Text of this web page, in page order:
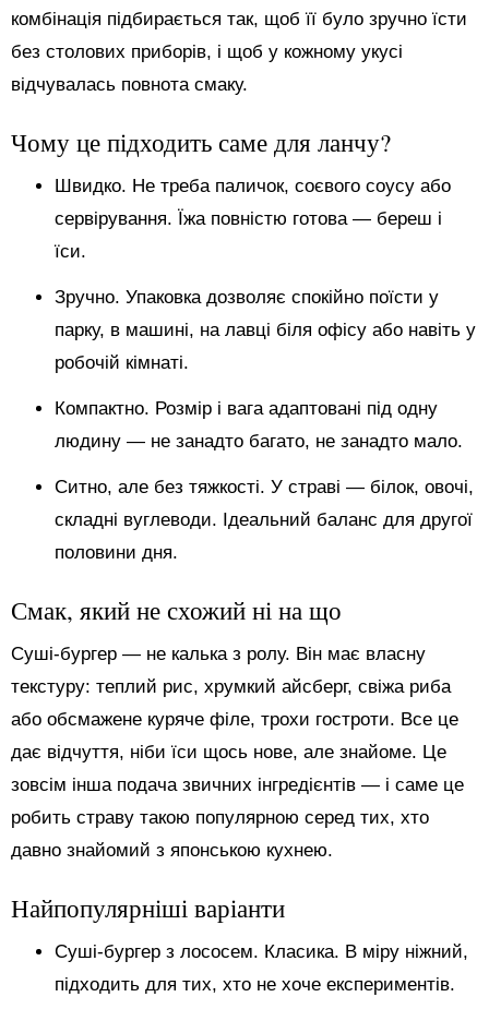
комбінація підбирається так, щоб її було зручно їсти
без столових приборів, і щоб у кожному укусі
відчувалась повнота смаку.
Чому це підходить саме для ланчу?
Швидко. Не треба паличок, соєвого соусу або
сервірування. Їжа повністю готова — береш і
їси.
Зручно. Упаковка дозволяє спокійно поїсти у
парку, в машині, на лавці біля офісу або навіть у
робочій кімнаті.
Компактно. Розмір і вага адаптовані під одну
людину — не занадто багато, не занадто мало.
Ситно, але без тяжкості. У страві — білок, овочі,
складні вуглеводи. Ідеальний баланс для другої
половини дня.
Смак, який не схожий ні на що
Суші-бургер — не калька з ролу. Він має власну
текстуру: теплий рис, хрумкий айсберг, свіжа риба
або обсмажене куряче філе, трохи гостроти. Все це
дає відчуття, ніби їси щось нове, але знайоме. Це
зовсім інша подача звичних інгредієнтів — і саме це
робить страву такою популярною серед тих, хто
давно знайомий з японською кухнею.
Найпопулярніші варіанти
Суші-бургер з лососем. Класика. В міру ніжний,
підходить для тих, хто не хоче експериментів.